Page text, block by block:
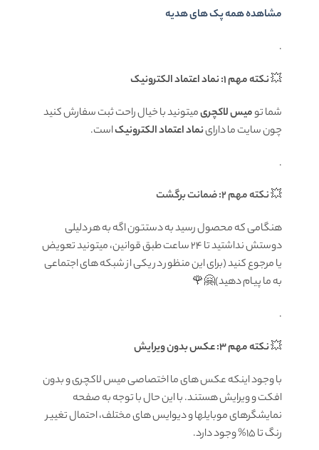
مشاهده همه پک های هدیه
.
💥نکته مهم 1: نماد اعتماد الکترونیک
شما تومیس لاکچریمیتونید با خیال راحت ثبت سفارش کنید
چون سایت ما داراینماد اعتماد الکترونیکاست.
.
💥نکته مهم 2: ضمانت برگشت
هنگامی که محصول رسید به دستتون اگه به هر دلیلی
دوستش نداشتید تا ۲۴ ساعت طبق قوانین، میتونید تعویض
یا مرجوع کنید (برای این منظور در یکی از شبکه های اجتماعی
به ما پیام دهید)🤗🌹
.
💥نکته مهم 3: عکس بدون ویرایش
با وجود اینکه عکس های ما اختصاصی میس لاکچری و بدون
افکت و ویرایش هستند. با این حال با توجه به صفحه
نمایشگرهای موبایلها و دیوایس های مختلف، احتمال تغییر
رنگ تا 15% وجود دارد.